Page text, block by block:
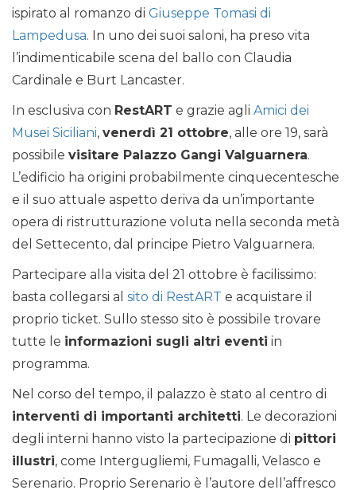
ispirato al romanzo di Giuseppe Tomasi di
Lampedusa. In uno dei suoi saloni, ha preso vita
l’indimenticabile scena del ballo con Claudia
Cardinale e Burt Lancaster.
In esclusiva con RestART e grazie agli Amici dei
Musei Siciliani, venerdì 21 ottobre, alle ore 19, sarà
possibile visitare Palazzo Gangi Valguarnera.
L’edificio ha origini probabilmente cinquecentesche
e il suo attuale aspetto deriva da un’importante
opera di ristrutturazione voluta nella seconda metà
del Settecento, dal principe Pietro Valguarnera.
Partecipare alla visita del 21 ottobre è facilissimo:
basta collegarsi al sito di RestART e acquistare il
proprio ticket. Sullo stesso sito è possibile trovare
tutte le informazioni sugli altri eventi in
programma.
Nel corso del tempo, il palazzo è stato al centro di
interventi di importanti architetti. Le decorazioni
degli interni hanno visto la partecipazione di pittori
illustri, come Intergugliemi, Fumagalli, Velasco e
Serenario. Proprio Serenario è l’autore dell’affresco